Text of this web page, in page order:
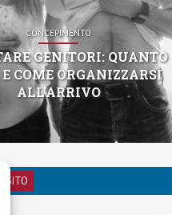
CONCEPIMENTO
GENITORI: QUANTO
E COME ORGANIZZARSI
ALL’ARRIVO
SITO